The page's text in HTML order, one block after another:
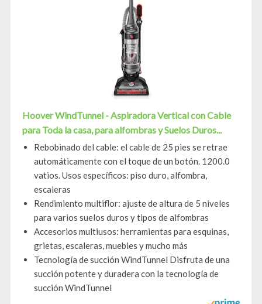
Hoover WindTunnel - Aspiradora Vertical con Cable
para Toda la casa, para alfombras y Suelos Duros...
Rebobinado del cable: el cable de 25 pies se retrae
automáticamente con el toque de un botón. 1200.0
vatios. Usos específicos: piso duro, alfombra,
escaleras
Rendimiento multiflor: ajuste de altura de 5 niveles
para varios suelos duros y tipos de alfombras
Accesorios multiusos: herramientas para esquinas,
grietas, escaleras, muebles y mucho más
Tecnología de succión WindTunnel Disfruta de una
succión potente y duradera con la tecnología de
succión WindTunnel